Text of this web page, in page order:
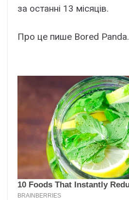
за останні 13 місяців.
Про це пише Bored Panda.